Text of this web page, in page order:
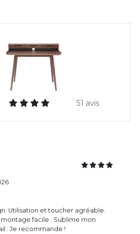
51 avis
Utilisation et toucher agréable.
facile . Sublime mon
. Je recommande !